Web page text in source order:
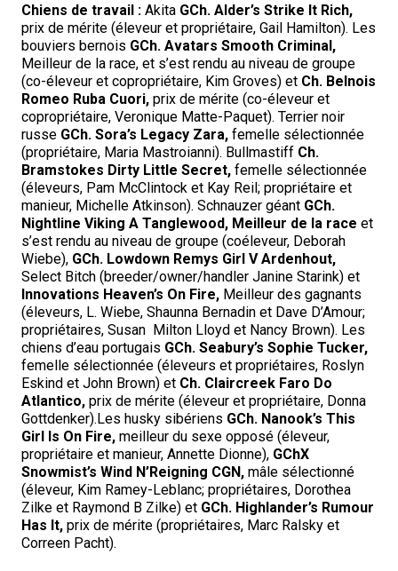
Chiens de travail :Akita GCh. Alder’s Strike It Rich,
prix de mérite (éleveur et propriétaire, Gail Hamilton). Les
bouviers bernois GCh. Avatars Smooth Criminal,
Meilleur de la race, et s’est rendu au niveau de groupe
(co-éleveur et copropriétaire, Kim Groves) et Ch. Belnois
Romeo Ruba Cuori,prix de mérite (co-éleveur et
copropriétaire, Veronique Matte-Paquet). Terrier noir
russe GCh. Sora’s Legacy Zara,femelle sélectionnée
(propriétaire, Maria Mastroianni). Bullmastiff Ch.
Bramstokes Dirty Little Secret, femelle sélectionnée
(éleveurs, Pam McClintock et Kay Reil; propriétaire et
manieur, Michelle Atkinson). Schnauzer géant GCh.
Nightline Viking A Tanglewood, Meilleur de la raceet
s’est rendu au niveau de groupe (coéleveur, Deborah
Wiebe), GCh. Lowdown Remys Girl V Ardenhout,
Select Bitch (breeder/owner/handler Janine Starink) et
Innovations Heaven’s On Fire, Meilleur des gagnants
(éleveurs, L. Wiebe, Shaunna Bernadin et Dave D’Amour;
propriétaires, Susan Milton Lloyd et Nancy Brown). Les
chiens d’eau portugais GCh. Seabury’s Sophie Tucker,
femelle sélectionnée (éleveurs et propriétaires, Roslyn
Eskind et John Brown) et Ch. Claircreek Faro Do
Atlantico,prix de mérite (éleveur et propriétaire, Donna
Gottdenker).Les husky sibériens GCh. Nanook’s This
Girl Is On Fire,meilleur du sexe opposé (éleveur,
propriétaire et manieur, Annette Dionne), GChX
Snowmist’s Wind N’Reigning CGN, mâle sélectionné
(éleveur, Kim Ramey-Leblanc; propriétaires, Dorothea
Zilke et Raymond B Zilke) et GCh. Highlander’s Rumour
Has It, prix de mérite (propriétaires, Marc Ralsky et
Correen Pacht).